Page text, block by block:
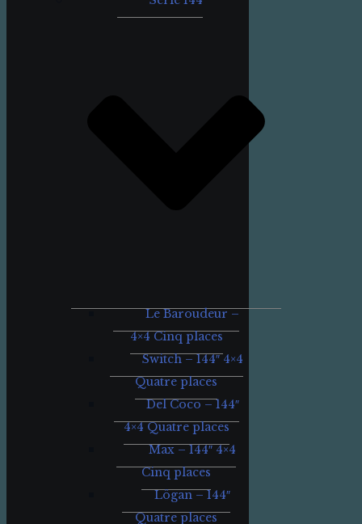
Le Baroudeur –
4×4 Cinq places
Switch – 144″ 4×4
Quatre places
Del Coco – 144″
4×4 Quatre places
Max – 144″ 4×4
Cinq places
Lögan – 144″
Quatre places